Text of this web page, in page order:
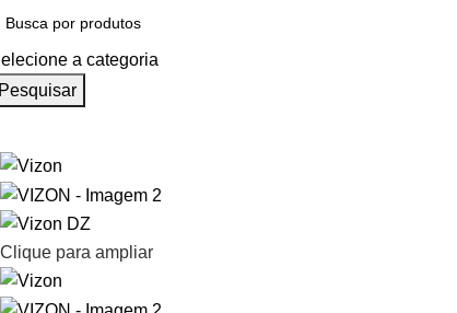
a categoria
Clique para ampliar